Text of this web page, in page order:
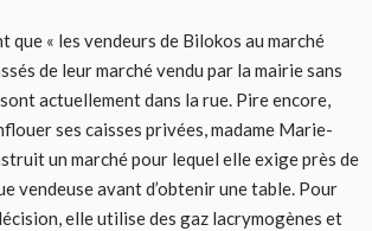
que « les vendeurs de Bilokos au marché
de leur marché vendu par la mairie sans
actuellement dans la rue. Pire encore,
ses caisses privées, madame Marie-
un marché pour lequel elle exige près de
vendeuse avant d’obtenir une table. Pour
elle utilise des gaz lacrymogènes et